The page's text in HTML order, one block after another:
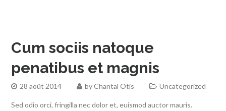
Cum sociis natoque
penatibus et magnis
28 août 2014 byChantal Otis Uncategorized
Sed odio orci, fringilla nec dolor et, euismod auctor mauris.